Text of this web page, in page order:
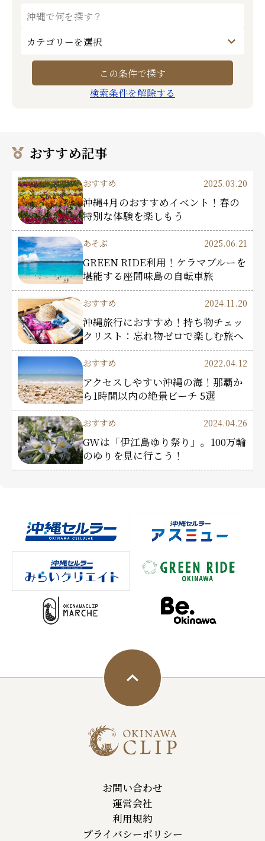
検索条件を解除する
おすすめ記事
おすすめ 2025.03.20
沖縄4月のおすすめイベント！春の
特別な体験を楽しもう
あそぶ 2025.06.21
GREEN RIDE利用！ケラマブルーを
堪能する座間味島の自転車旅
おすすめ 2024.11.20
沖縄旅行におすすめ！持ち物チェッ
クリスト：忘れ物ゼロで楽しむ旅へ
おすすめ 2022.04.12
アクセスしやすい沖縄の海！那覇か
ら1時間以内の絶景ビーチ 5選
おすすめ 2024.04.26
GWは「伊江島ゆり祭り」。100万輪
のゆりを見に行こう！
お問い合わせ
運営会社
利用規約
プライバシーポリシー